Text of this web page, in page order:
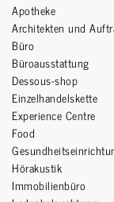
Apotheke
Architekten und
Büro
Büroausstattung
Dessous-shop
Einzelhandelskette
Experience Centre
Food
Hörakustik
Immobilienbüro